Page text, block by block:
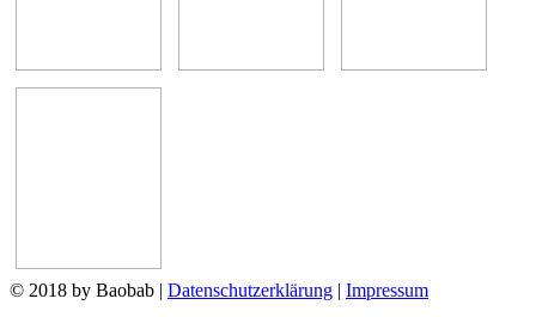
© 2018 by Baobab | Datenschutzerklärung | Impressum